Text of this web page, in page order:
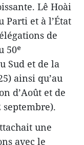
Lê Hoài
Parti et à l’État
de
50ᵉ
Sud et de la
ainsi qu’au
d’Août et de
une
avec le